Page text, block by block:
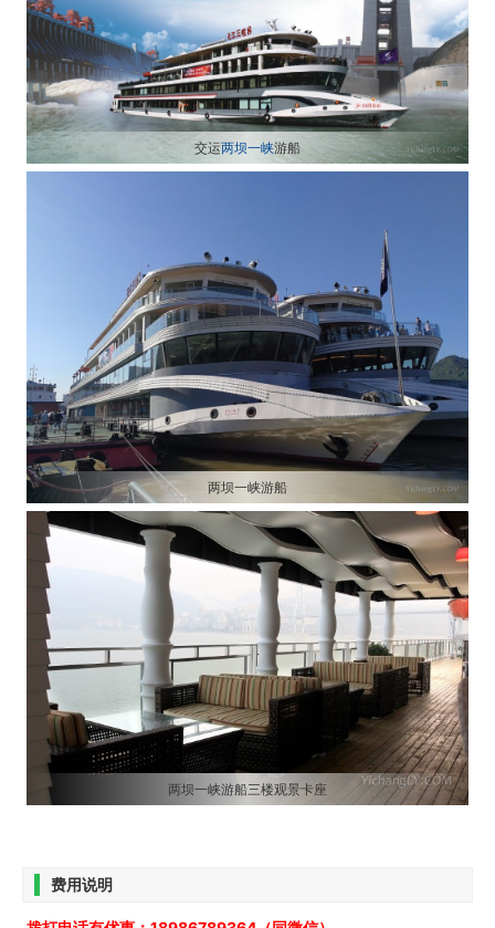
交运两坝一峡游船
两坝一峡游船
两坝一峡游船三楼观景卡座
费用说明